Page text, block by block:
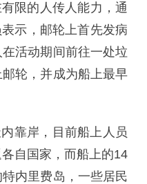
限的人传人能力，通
示，邮轮上首先发病
活动期间前往一处垃
轮，并成为船上最早
靠岸，目前船上人员
自国家，而船上的14
内里费岛，一些居民